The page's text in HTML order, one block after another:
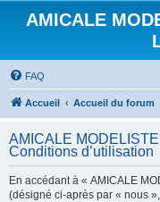
AMICALE
FAQ
Accueil Accueil du forum
AMICALE
Conditions d’utilisation
En accédant à « AMICALE
(désigné ci-après par « nous